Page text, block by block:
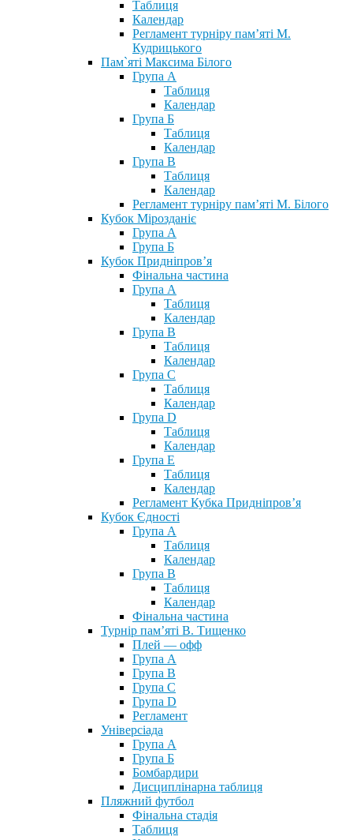
Таблиця
Календар
Регламент турніру пам’яті М.
Кудрицького
Пам`яті Максима Білого
Група А
Таблиця
Календар
Група Б
Таблиця
Календар
Група В
Таблиця
Календар
Регламент турніру пам’яті М. Білого
Кубок Мірозданіє
Група А
Група Б
Кубок Придніпров’я
Фінальна частина
Група А
Таблиця
Календар
Група В
Таблиця
Календар
Група С
Таблиця
Календар
Група D
Таблиця
Календар
Група Е
Таблиця
Календар
Регламент Кубка Придніпров’я
Кубок Єдності
Група А
Таблиця
Календар
Група В
Таблиця
Календар
Фінальна частина
Турнір пам’яті В. Тищенко
Плей — офф
Група А
Група B
Група С
Група D
Регламент
Універсіада
Група А
Група Б
Бомбардири
Дисциплінарна таблиця
Пляжний футбол
Фінальна стадія
Таблиця